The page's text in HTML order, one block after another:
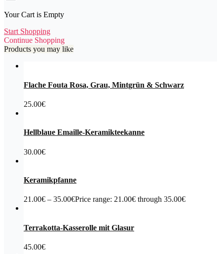
Your Cart is Empty
Start Shopping
Continue Shopping
Products you may like
Flache Fouta Rosa, Grau, Mintgrün & Schwarz
25.00€
Hellblaue Emaille-Keramikteekanne
30.00€
Keramikpfanne
21.00€ – 35.00€Price range: 21.00€ through 35.00€
Terrakotta-Kasserolle mit Glasur
45.00€